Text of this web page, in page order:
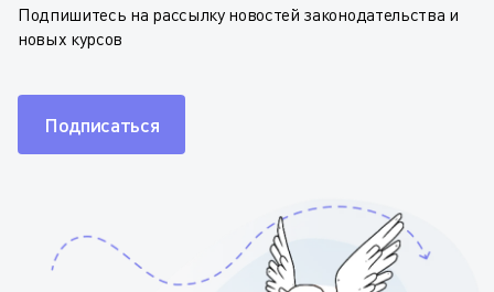
Подпишитесь на рассылку новостей законодательства и
новых курсов
Подписаться